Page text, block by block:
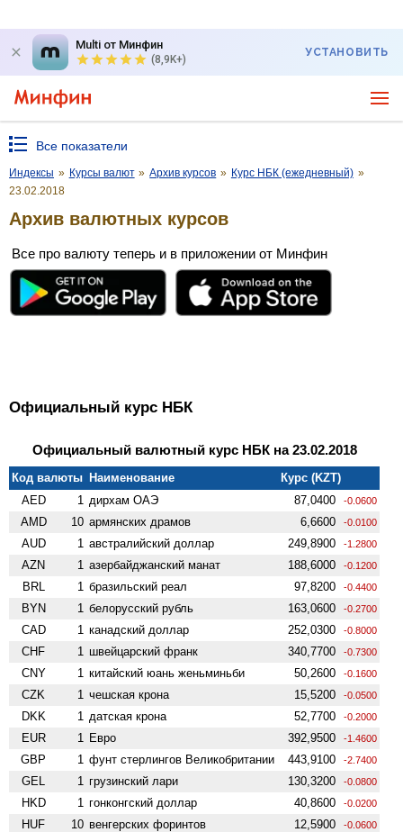
Multi от Минфин
(8,9K+)
УСТАНОВИТЬ
Все показатели
Индексы » Курсы валют » Архив курсов » Курс НБК (ежедневный) »
23.02.2018
Архив валютных курсов
Все про валюту теперь и в приложении от Минфин
Официальный курс НБК
Официальный валютный курс НБК на 23.02.2018
Код валюты Наименование
Курс (KZT)
AED
1 дирхам ОАЭ 87,0400 -0.0600
AMD 10 армянских драмов 6,6600 -0.0100
AUD 1 австралийский доллар 249,8900 -1.2800
AZN 1 азербайджанский манат 188,6000 -0.1200
BRL 1 бразильский реал 97,8200 -0.4400
BYN 1 белорусский рубль 163,0600 -0.2700
CAD 1 канадский доллар 252,0300 -0.8000
CHF 1 швейцарский франк 340,7700 -0.7300
CNY 1 китайский юань женьминьби 50,2600 -0.1600
CZK 1 чешская крона 15,5200 -0.0500
DKK 1 датская крона 52,7700 -0.2000
EUR 1 Евро 392,9500 -1.4600
GBP 1 фунт стерлингов Велико­британии 443,9100 -2.7400
GEL 1 грузинский лари 130,3200 -0.0800
HKD 1 гонконгский доллар 40,8600 -0.0200
HUF 10 венгерских форинтов 12,5900 -0.0600